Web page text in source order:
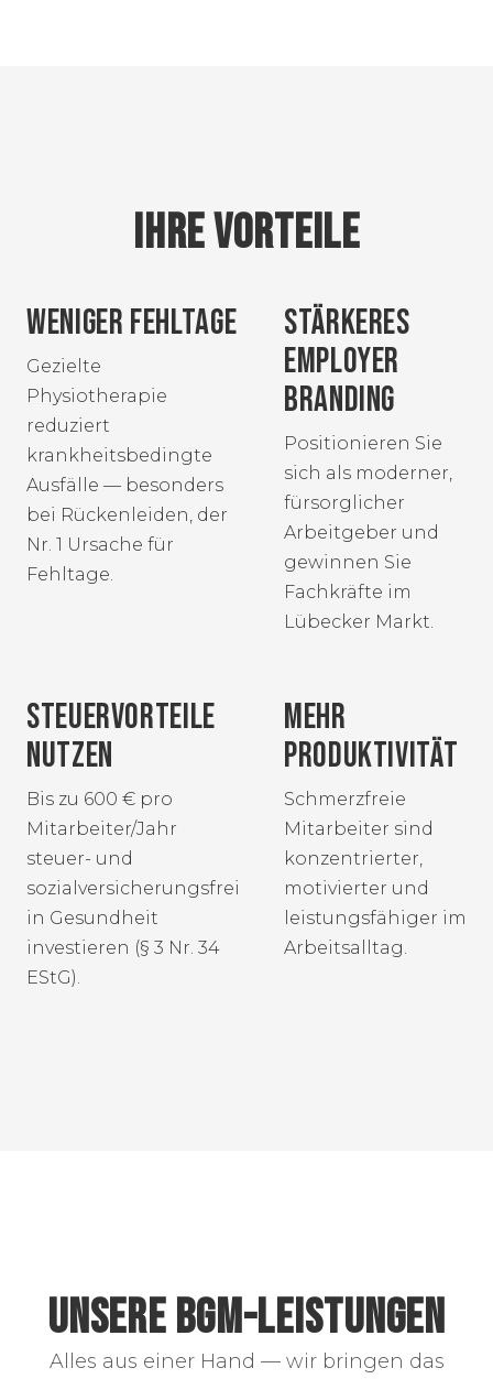
IHRE VORTEILE
WENIGER FEHLTAGE
Gezielte
Physiotherapie
reduziert
krankheitsbedingte
Ausfälle — besonders
bei Rückenleiden, der
Nr. 1 Ursache für
Fehltage.
STÄRKERES
EMPLOYER
BRANDING
Positionieren Sie
sich als moderner,
fürsorglicher
Arbeitgeber und
gewinnen Sie
Fachkräfte im
Lübecker Markt.
STEUERVORTEILE
NUTZEN
Bis zu 600 € pro
Mitarbeiter/Jahr
steuer- und
sozialversicherungsfrei
in Gesundheit
investieren (§ 3 Nr. 34
EStG).
MEHR
PRODUKTIVITÄT
Schmerzfreie
Mitarbeiter sind
konzentrierter,
motivierter und
leistungsfähiger im
Arbeitsalltag.
UNSERE BGM-LEISTUNGEN
Alles aus einer Hand — wir bringen das